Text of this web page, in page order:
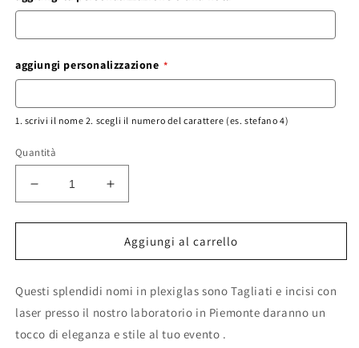
aggiungi personalizzazione
1. scrivi il nome 2. scegli il numero del carattere (es. stefano 4)
Quantità
Diminuisci
quantità
per
bambino
o
nome
plexiglass
Aumenta
quantità
per
Scritta
bambino
o
nome
plexiglass
Aggiungi al carrello
Questi splendidi nomi in plexiglas sono Tagliati e incisi con
laser presso il nostro laboratorio in Piemonte daranno un
tocco di eleganza e stile al tuo evento .